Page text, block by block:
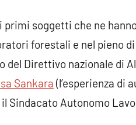
primi soggetti che ne
forestali e nel pieno
del Direttivo nazionale di
Sankara (l’esperienza di
il Sindacato Autonomo